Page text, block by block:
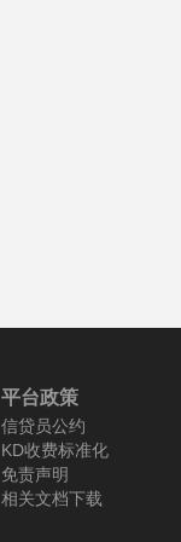
平台政策
信贷员公约
KD收费标准化
免责声明
相关文档下载